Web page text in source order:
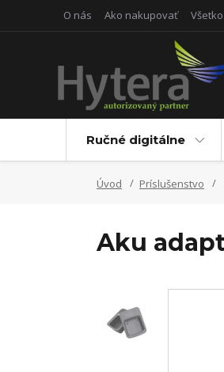
O nás Ako nakupovať
Ručné digitálne
Úvod Príslušenstvo
Aku